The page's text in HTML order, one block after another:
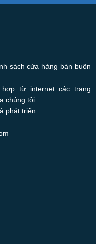
sách cửa hàng bán buôn
từ internet các trang
chúng tôi
phát triển